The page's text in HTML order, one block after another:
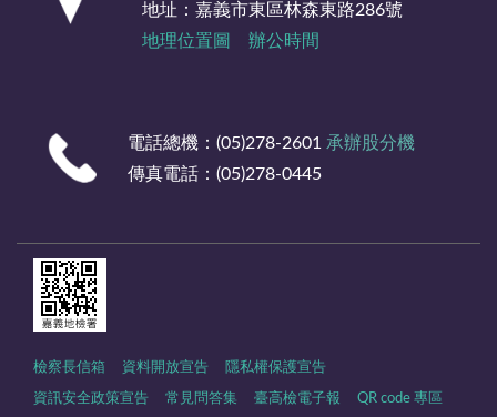
地址：嘉義市東區林森東路286號
地理位置圖
辦公時間
電話總機：(05)278-2601 承辦股分機
傳真電話：(05)278-0445
檢察長信箱 資料開放宣告 隱私權保護宣告
資訊安全政策宣告 常見問答集 臺高檢電子報 QR code 專區